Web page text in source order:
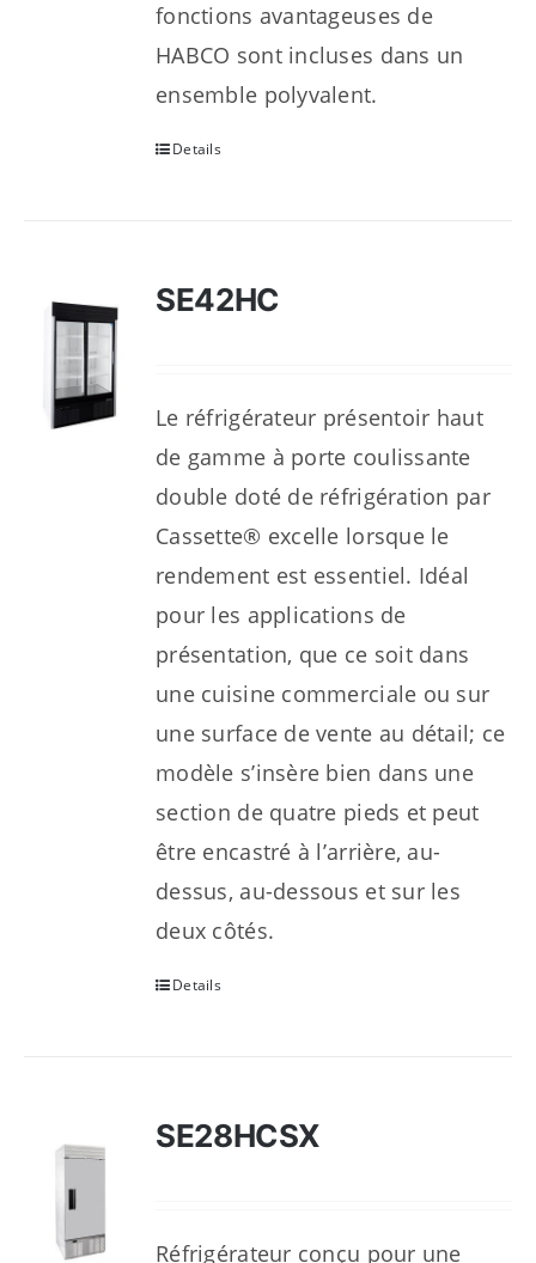
fonctions avantageuses de
HABCO sont incluses dans un
ensemble polyvalent.
Details
SE42HC
Le réfrigérateur présentoir haut
de gamme à porte coulissante
double doté de réfrigération par
Cassette® excelle lorsque le
rendement est essentiel. Idéal
pour les applications de
présentation, que ce soit dans
une cuisine commerciale ou sur
une surface de vente au détail; ce
modèle s’insère bien dans une
section de quatre pieds et peut
être encastré à l’arrière, au-
dessus, au-dessous et sur les
deux côtés.
Details
SE28HCSX
Réfrigérateur conçu pour une